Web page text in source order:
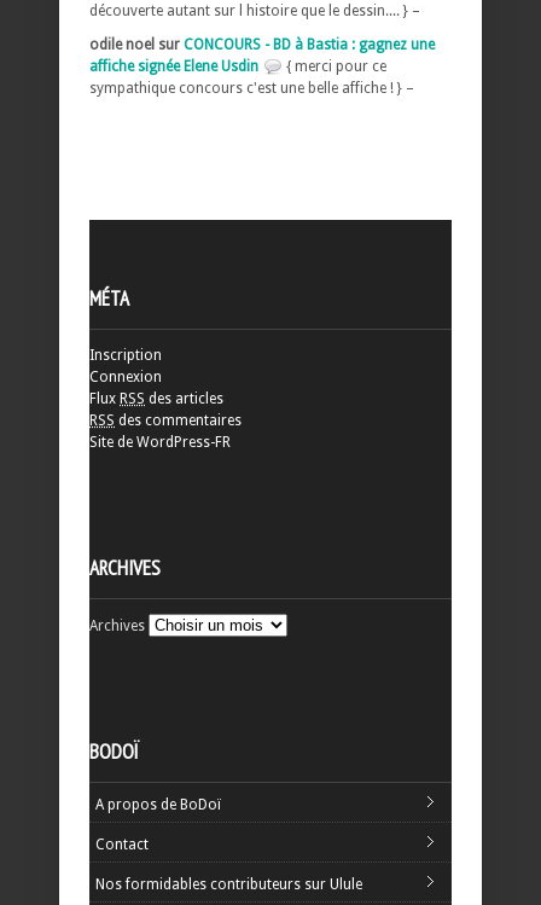
découverte autant sur l histoire que le dessin.... } –
odile noel sur CONCOURS - BD à Bastia : gagnez une
affiche signée Elene Usdin
{ merci pour ce
sympathique concours c'est une belle affiche ! } –
MÉTA
Inscription
Connexion
Flux RSS des articles
RSS des commentaires
Site de WordPress-FR
ARCHIVES
Archives
BODOÏ
A propos de BoDoï
Contact
Nos formidables contributeurs sur Ulule